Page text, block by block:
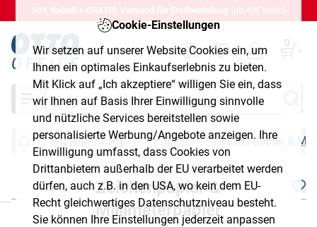
Cookie-Einstellungen
Wir setzen auf unserer Website Cookies ein, um
Ihnen ein optimales Einkaufserlebnis zu bieten.
Mit Klick auf „Ich akzeptiere“ willigen Sie ein, dass
wir Ihnen auf Basis Ihrer Einwilligung sinnvolle
und nützliche Services bereitstellen sowie
personalisierte Werbung/Angebote anzeigen. Ihre
Einwilligung umfasst, dass Cookies von
Drittanbietern außerhalb der EU verarbeitet werden
dürfen, auch z.B. in den USA, wo kein dem EU-
Recht gleichwertiges Datenschutzniveau besteht.
Sie können Ihre Einstellungen jederzeit anpassen
10% Rabatt + GRATIS Versand für Erstbestellung (ab 49€ netto)
0
Suche
Papierprodukte Papier Zeichenpapier &
Zeichenpapier &
Millimeterpapier